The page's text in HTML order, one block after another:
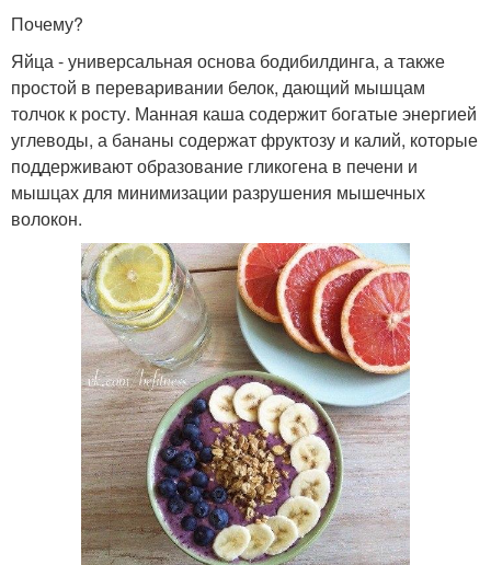
Почему?
Яйца - универсальная основа бодибилдинга, а также
простой в переваривании белок, дающий мышцам
толчок к росту. Манная каша содержит богатые энергией
углеводы, а бананы содержат фруктозу и калий, которые
поддерживают образование гликогена в печени и
мышцах для минимизации разрушения мышечных
волокон.